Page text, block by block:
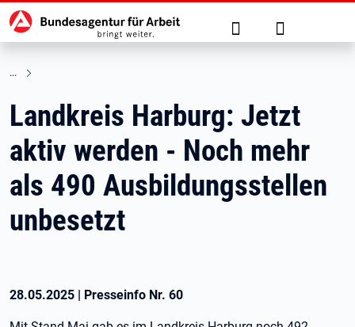
zu den Hauptinhalten springen
Hauptnavigation Suche Anmelden
Landkreis Harburg: Jetzt
aktiv werden - Noch mehr
als 490 Ausbildungsstellen
unbesetzt
28.05.2025 | Presseinfo Nr. 60